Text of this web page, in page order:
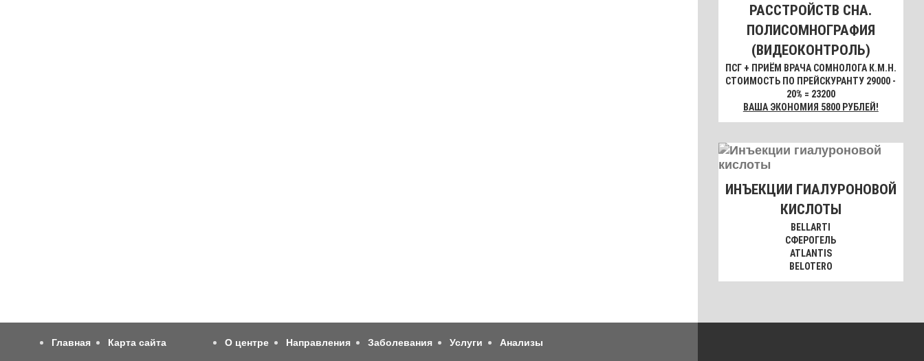
РАССТРОЙСТВ СНА.
ПОЛИСОМНОГРАФИЯ
(ВИДЕОКОНТРОЛЬ)
ПСГ + ПРИЁМ ВРАЧА СОМНОЛОГА К.М.Н.
СТОИМОСТЬ ПО ПРЕЙСКУРАНТУ 29000 -
20% = 23200
ВАША ЭКОНОМИЯ 5800 РУБЛЕЙ!
ИНЪЕКЦИИ ГИАЛУРОНОВОЙ
КИСЛОТЫ
BELLARTI
СФЕРОГЕЛЬ
ATLANTIS
BELOTERO
Главная Карта сайта О центре Направления Заболевания Услуги
Анализы